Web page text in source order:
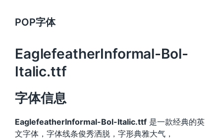
POP字体
EaglefeatherInformal-Bol-
Italic.ttf
字体信息
EaglefeatherInformal-Bol-Italic.ttf 是一款经典的英
文字体，字体线条俊秀洒脱，字形典雅大气，